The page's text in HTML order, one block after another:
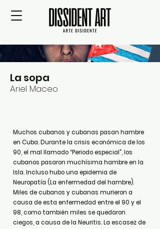
La sopa
Ariel Maceo
Muchos cubanos y cubanas pasan hambre
en Cuba. Durante la crisis económica de los
90, el mal llamado “Periodo especial”, los
cubanos pasaron muchísima hambre en la
Isla. Incluso hubo una epidemia de
Neuropatía (La enfermedad del hambre).
Miles de cubanos y cubanas murieron a
causa de esta enfermedad entre el 90 y el
98, como también miles se quedaron
ciegos, a causa de la Neuritis. La escasez de